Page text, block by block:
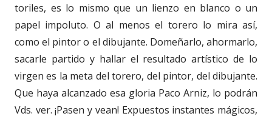
toriles, es lo mismo que un lienzo en blanco o un
papel impoluto. O al menos el torero lo mira así,
como el pintor o el dibujante. Domeñarlo, ahormarlo,
sacarle partido y hallar el resultado artístico de lo
virgen es la meta del torero, del pintor, del dibujante.
Que haya alcanzado esa gloria Paco Arniz, lo podrán
Vds. ver. ¡Pasen y vean! Expuestos instantes mágicos,